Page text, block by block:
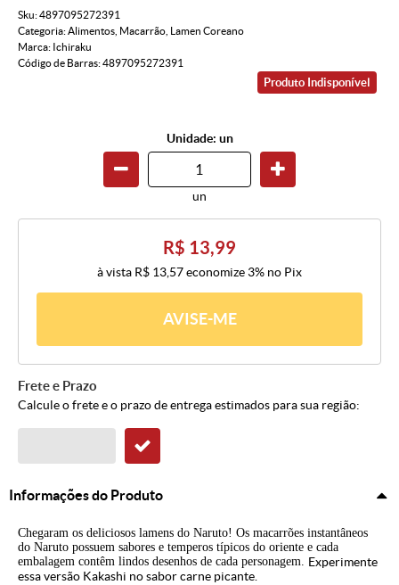
Sku:4897095272391
Categoria:Alimentos Macarrão
Lamen Coreano
Marca: Ichiraku
Código de Barras:4897095272391
Produto Indisponível
Unidade: un
un
R$ 13,99
à vista R$ 13,57economize 3% no Pix
AVISE-ME
Frete e Prazo
Calcule o frete e o prazo de entrega estimados para sua região:
Informações do Produto
Chegaram os deliciosos lamens do Naruto! Os macarrões instantâneos
do Naruto possuem sabores e temperos típicos do oriente e cada
embalagem contêm lindos desenhos de cada personagem. Experimente
essa versão Kakashi no sabor carne picante.